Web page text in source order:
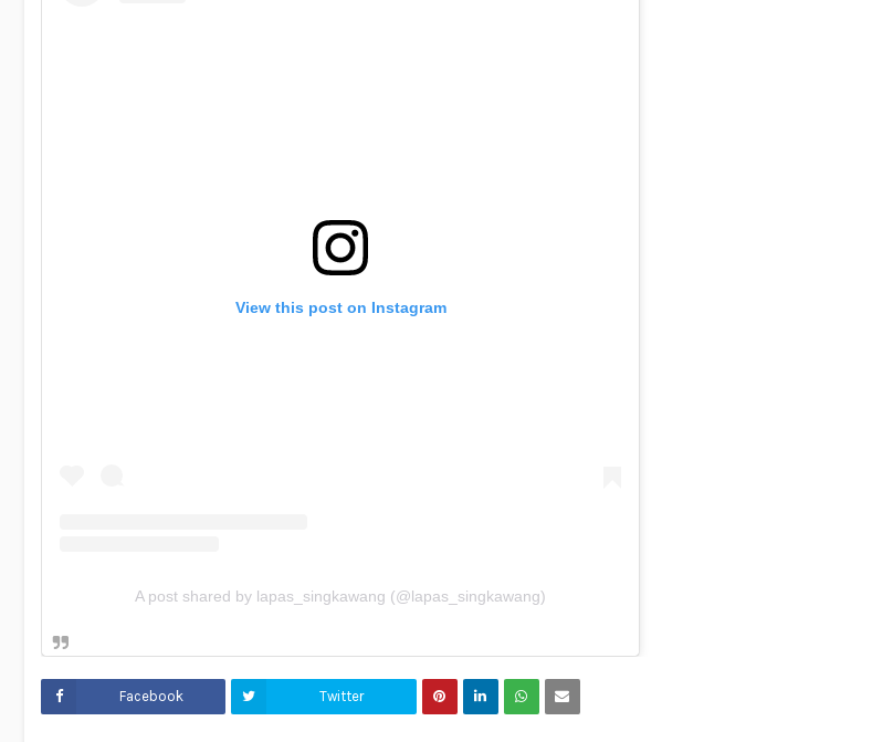
View this post on Instagram
A post shared by lapas_singkawang (@lapas_singkawang)
Facebook Twitter